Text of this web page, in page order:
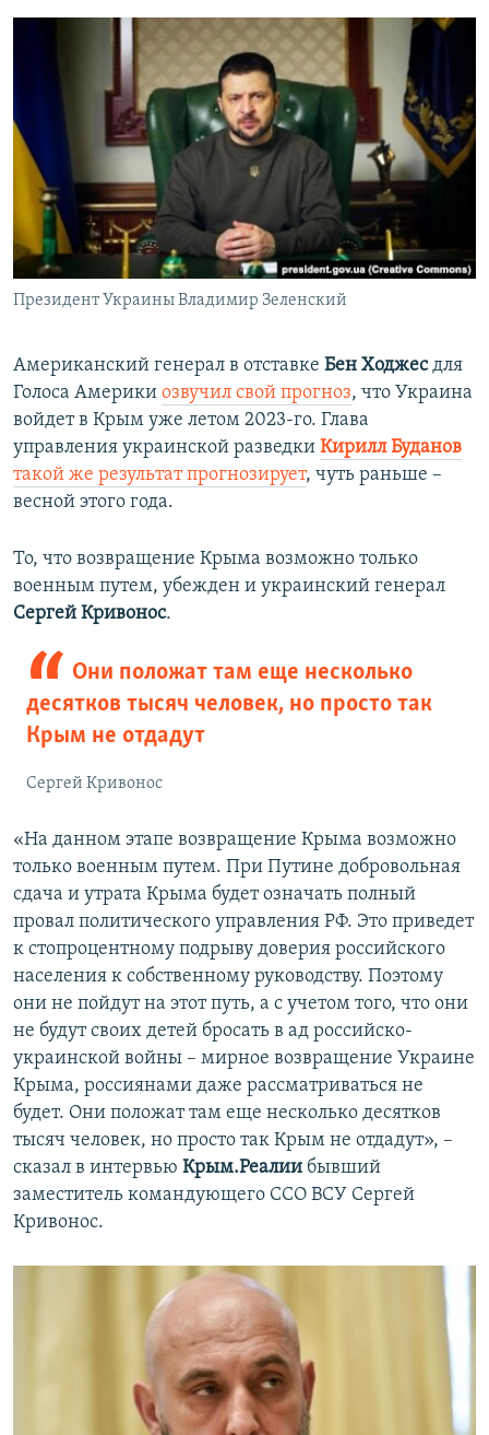
Президент Украины Владимир Зеленский
Американский генерал в отставке Бен Ходжесдля
Голоса Америки озвучил свой прогноз, что Украина
войдет в Крым уже летом 2023-го. Глава
управления украинской разведки Кирилл Буданов
такой же результат прогнозирует, чуть раньше –
весной этого года.
То, что возвращение Крыма возможно только
военным путем, убежден и украинский генерал
Сергей Кривонос.
Они положат там еще несколько
десятков тысяч человек, но просто так
Крым не отдадут
Сергей Кривонос
«На данном этапе возвращение Крыма возможно
только военным путем. При Путине добровольная
сдача и утрата Крыма будет означать полный
провал политического управления РФ. Это приведет
к стопроцентному подрыву доверия российского
населения к собственному руководству. Поэтому
они не пойдут на этот путь, а с учетом того, что они
не будут своих детей бросать в ад российско-
украинской войны – мирное возвращение Украине
Крыма, россиянами даже рассматриваться не
будет. Они положат там еще несколько десятков
тысяч человек, но просто так Крым не отдадут», –
сказал в интервью Крым.Реалии бывший
заместитель командующего ССО ВСУ Сергей
Кривонос.